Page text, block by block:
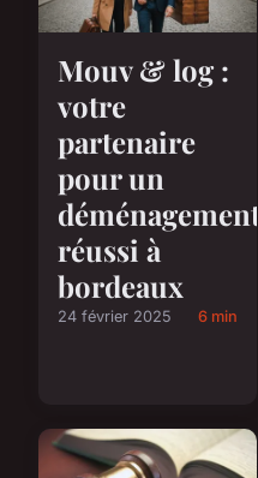
Mouv & log :
votre
partenaire
pour un
déménagement
réussi à
bordeaux
24 février 2025 6 min